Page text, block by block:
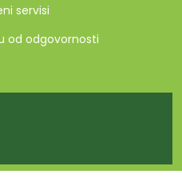
servisi
od odgovornosti